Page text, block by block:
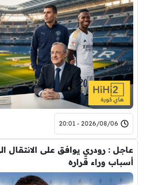
2026/08/06 - 20:01
أسباب وراء قراره